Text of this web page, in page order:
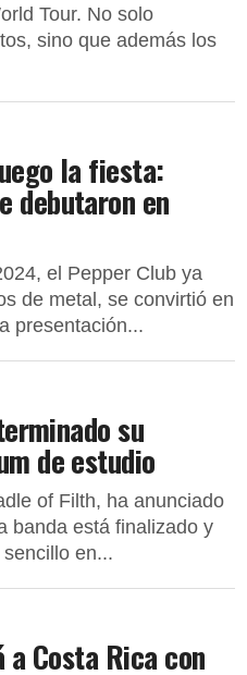
Tour. No solo
sino que además los
la fiesta:
debutaron en
el Pepper Club ya
de metal, se convirtió en
presentación...
su
de estudio
of Filth, ha anunciado
banda está finalizado y
en...
a Costa Rica con